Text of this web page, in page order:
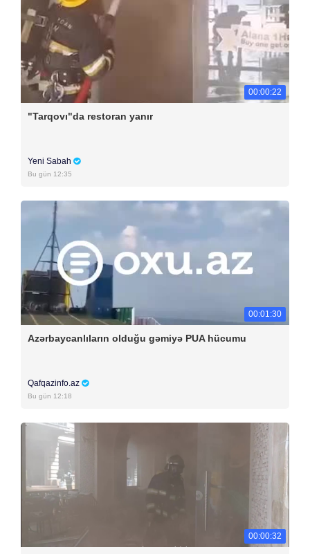
00:00:22
"Tarqovı"da restoran yanır
Yeni Sabah
Bu gün 12:35
00:01:30
Azərbaycanlıların olduğu gəmiyə PUA hücumu
Qafqazinfo.az
Bu gün 12:18
00:00:32